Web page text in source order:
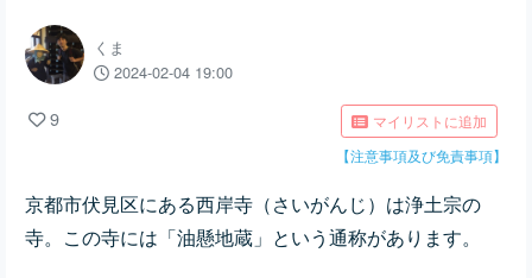
くま
2024-02-04 19:00
9
マイリストに追加
【注意事項及び免責事項】
京都市伏見区にある西岸寺（さいがんじ）は浄土宗の
寺。この寺には「油懸地蔵」という通称があります。